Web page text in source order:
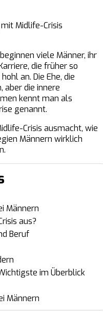
viele Männer, ihr
die früher so
an. Die Ehe, die
aber die innere
kennt man als
genannt.
Crisis ausmacht, wie
Männern wirklich
Männern
aus?
Beruf
im Überblick
Männern